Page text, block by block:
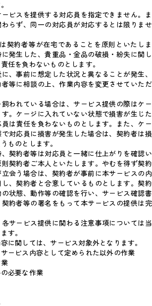
ビスを提供する対応員を指定できません。ま
らず、同一の対応員が対応するとは限りませ
契約者等が在宅であることを原則といたしま
発生した、貴重品・金品の破損・紛失に関し
任を負わないものとします。
、事前に想定した状況と異なることが発生、
等に相談の上、作業内容を変更させていただ
飼われている場合は、サービス提供の際はケー
。ケージに入れていない状態で損害が生じた
は責任を負わないものとします。また、ケー
対応員に損害が発生した場合は、契約者は損
ものとします。
、契約者等は対応員と一緒に仕上がりを確認い
契約者ご本人といたします。やむを得ず契約
会う場合は、契約者が事前に本サービスの内
、契約者と合意しているものとします。契約
状態、動作等の確認を行い、サービス確認書
約者等の署名をもって本サービスの提供は完
各サービス提供に関わる注意事項については当
す。
に関しては、サービス対象外となります。
ービス内容として定められた以外の作業
必要な作業